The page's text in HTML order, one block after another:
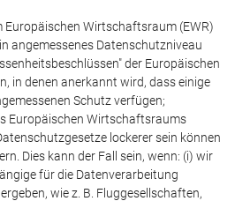
Europäischen Wirtschaftsraum (EWR)
angemessenes Datenschutzniveau
der Europäischen
in denen anerkannt wird, dass einige
Schutz verfügen;
Europäischen Wirtschaftsraums
lockerer sein können
Dies kann der Fall sein, wenn: (i) wir
für die Datenverarbeitung
wie z. B. Fluggesellschaften,